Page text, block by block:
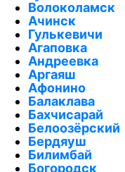
Волоколамск
Ачинск
Гулькевичи
Агаповка
Андреевка
Аргаяш
Афонино
Балаклава
Бахчисарай
Белоозёрский
Бердяуш
Билимбай
Богородск